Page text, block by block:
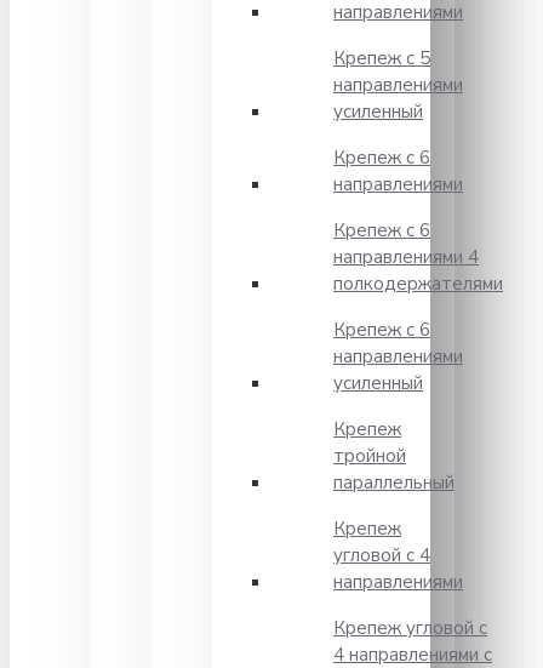
направлениями
Крепеж с 5
направлениями
усиленный
Крепеж с 6
направлениями
Крепеж с 6
направлениями 4
полкодержателями
Крепеж с 6
направлениями
усиленный
Крепеж
тройной
параллельный
Крепеж
угловой с 4
направлениями
Крепеж угловой с
4 направлениями с